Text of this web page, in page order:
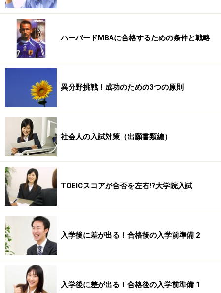
ハーバードMBAに合格するための条件と戦略
異分野挑戦！成功のための3つの原則
社会人の入試対策（出願書類編）
TOEICスコアが合否を左右!?大学院入試
入学後に差が出る！合格後の入学前準備 2
入学後に差が出る！合格後の入学前準備 1